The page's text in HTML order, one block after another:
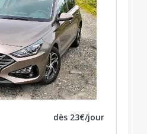
dès 23€/jour